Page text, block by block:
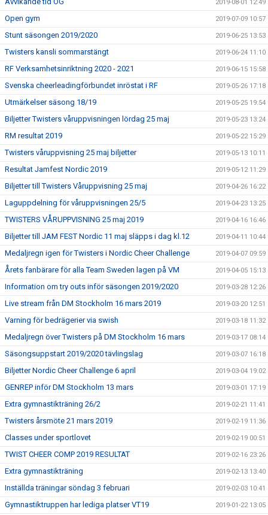
2019-08-01 12:49
Open gym 2019-07-09 10:57
Stunt säsongen 2019/2020 2019-06-25 13:53
Twisters kansli sommarstängt 2019-06-24 11:10
RF Verksamhetsinriktning 2020 - 2021 2019-06-15 15:58
Svenska cheerleadingförbundet inröstat i RF 2019-05-26 17:18
Utmärkelser säsong 18/19 2019-05-25 19:54
Biljetter Twisters våruppvisningen lördag 25 maj 2019-05-23 13:24
RM resultat 2019 2019-05-22 15:29
Twisters våruppvisning 25 maj biljetter 2019-05-13 10:11
Resultat Jamfest Nordic 2019 2019-05-12 11:29
Biljetter till Twisters Våruppvisning 25 maj 2019-04-26 16:22
Laguppdelning för våruppvisningen 25/5 2019-04-23 13:25
TWISTERS VÅRUPPVISNING 25 maj 2019 2019-04-16 16:46
Biljetter till JAM FEST Nordic 11 maj släpps i dag kl.12 2019-04-11 10:44
Medaljregn igen för Twisters i Nordic Cheer Challenge 2019-04-07 09:59
Årets fanbärare för alla Team Sweden lagen på VM 2019-04-05 15:13
Information om try outs inför säsongen 2019/2020 2019-03-28 12:26
Live stream från DM Stockholm 16 mars 2019 2019-03-20 12:51
Varning för bedrägerier via swish 2019-03-18 11:32
Medaljregn över Twisters på DM Stockholm 16 mars 2019-03-17 08:14
Säsongsuppstart 2019/2020 tävlingslag 2019-03-07 16:18
Biljetter Nordic Cheer Challenge 6 april 2019-03-04 19:02
GENREP inför DM Stockholm 13 mars 2019-03-01 17:19
Extra gymnastikträning 26/2 2019-02-21 11:41
Twisters årsmöte 21 mars 2019 2019-02-19 11:36
Classes under sportlovet 2019-02-19 00:51
TWIST CHEER COMP 2019 RESULTAT 2019-02-16 23:26
Extra gymnastikträning 2019-02-13 13:40
Inställda träningar söndag 3 februari 2019-02-03 10:41
Gymnastiktruppen har lediga platser VT19 2019-01-22 13:05